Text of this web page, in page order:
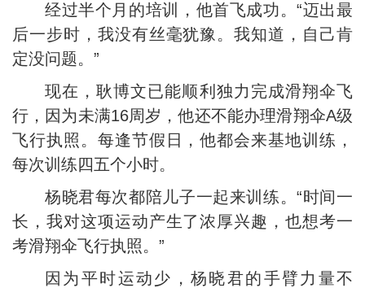
经过半个月的培训，他首飞成功。“迈出最
后一步时，我没有丝毫犹豫。我知道，自己肯
定没问题。”
现在，耿博文已能顺利独力完成滑翔伞飞
行，因为未满16周岁，他还不能办理滑翔伞A级
飞行执照。每逢节假日，他都会来基地训练，
每次训练四五个小时。
杨晓君每次都陪儿子一起来训练。“时间一
长，我对这项运动产生了浓厚兴趣，也想考一
考滑翔伞飞行执照。”
因为平时运动少，杨晓君的手臂力量不